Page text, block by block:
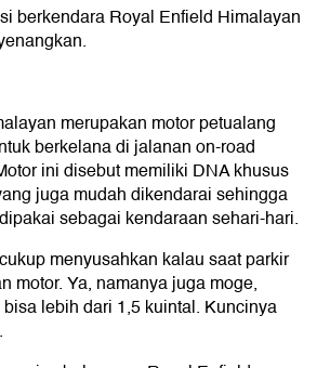
berkendara Royal Enfield Himalayan
merupakan motor petualang
berkelana di jalanan on-road
ini disebut memiliki DNA khusus
juga mudah dikendarai sehingga
sebagai kendaraan sehari-hari.
menyusahkan kalau saat parkir
motor. Ya, namanya juga moge,
lebih dari 1,5 kuintal. Kuncinya